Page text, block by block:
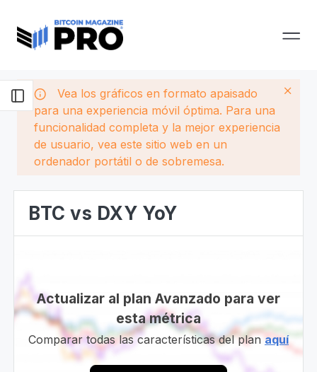
Vea los gráficos en formato apaisado
para una experiencia móvil óptima. Para una
funcionalidad completa y la mejor experiencia
de usuario, vea este sitio web en un
ordenador portátil o de sobremesa.
BTC vs DXY YoY
Actualizar al plan Avanzado para ver
esta métrica
Comparar todas las características del planaquí